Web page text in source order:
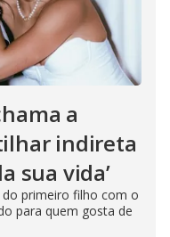
a
indireta
sua vida’
do primeiro filho com o
para quem gosta de